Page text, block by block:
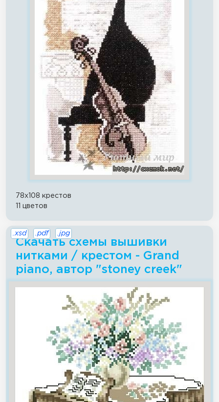
78x108 крестов
11 цветов
Скачать схемы вышивки
нитками / крестом - Grand
piano, автор "stoney creek"
.xsd .pdf .jpg